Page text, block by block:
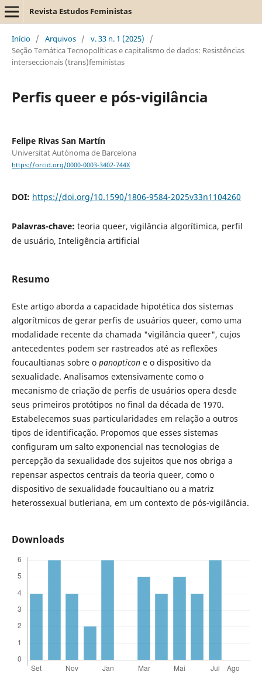
Revista Estudos Feministas
Início / Arquivos / v. 33 n. 1 (2025)
/
Seção Temática Tecnopolíticas e capitalismo de dados: Resistências
interseccionais (trans)feministas
Perfis queer e pós-vigilância
Felipe Rivas San Martín
Universitat Autónoma de Barcelona
https://orcid.org/0000-0003-3402-744X
DOI: https://doi.org/10.1590/1806-9584-2025v33n1104260
Palavras-chave: teoria queer, vigilância algorítimica, perfil
de usuário, Inteligência artificial
Resumo
Este artigo aborda a capacidade hipotética dos sistemas
algorítmicos de gerar perfis de usuários queer, como uma
modalidade recente da chamada "vigilância queer", cujos
antecedentes podem ser rastreados até as reflexões
foucaultianas sobre o panopticone o dispositivo da
sexualidade. Analisamos extensivamente como o
mecanismo de criação de perfis de usuários opera desde
seus primeiros protótipos no final da década de 1970.
Estabelecemos suas particularidades em relação a outros
tipos de identificação. Propomos que esses sistemas
configuram um salto exponencial nas tecnologias de
percepção da sexualidade dos sujeitos que nos obriga a
repensar aspectos centrais da teoria queer, como o
dispositivo de sexualidade foucaultiano ou a matriz
heterossexual butleriana, em um contexto de pós-vigilância.
Downloads